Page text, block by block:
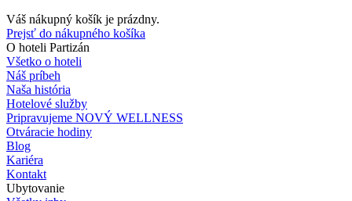
Váš nákupný košík je prázdny.
Prejsť do nákupného košíka
O hoteli Partizán
Všetko o hoteli
Náš príbeh
Naša história
Hotelové služby
Pripravujeme NOVÝ WELLNESS
Otváracie hodiny
Blog
Kariéra
Kontakt
Ubytovanie